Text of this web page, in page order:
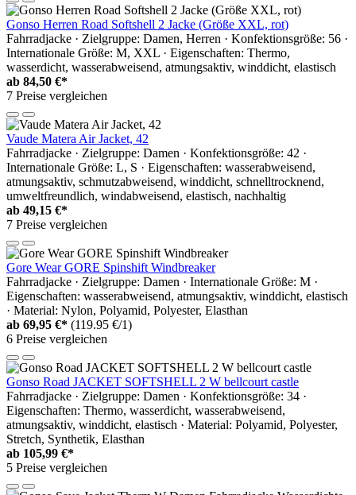
Gonso Herren Road Softshell 2 Jacke (Größe XXL, rot)
Fahrradjacke · Zielgruppe: Damen, Herren · Konfektionsgröße: 56 ·
Internationale Größe: M, XXL · Eigenschaften: Thermo,
wasserdicht, wasserabweisend, atmungsaktiv, winddicht, elastisch
ab 84,50 €*
7 Preise vergleichen
Vaude Matera Air Jacket, 42
Fahrradjacke · Zielgruppe: Damen · Konfektionsgröße: 42 ·
Internationale Größe: L, S · Eigenschaften: wasserabweisend,
atmungsaktiv, schmutzabweisend, winddicht, schnelltrocknend,
umweltfreundlich, windabweisend, elastisch, nachhaltig
ab 49,15 €*
7 Preise vergleichen
Gore Wear GORE Spinshift Windbreaker
Fahrradjacke · Zielgruppe: Damen · Internationale Größe: M ·
Eigenschaften: wasserabweisend, atmungsaktiv, winddicht, elastisch
· Material: Nylon, Polyamid, Polyester, Elasthan
ab 69,95 €* (119.95 €/1)
6 Preise vergleichen
Gonso Road JACKET SOFTSHELL 2 W bellcourt castle
Fahrradjacke · Zielgruppe: Damen · Konfektionsgröße: 34 ·
Eigenschaften: Thermo, wasserdicht, wasserabweisend,
atmungsaktiv, winddicht, elastisch · Material: Polyamid, Polyester,
Stretch, Synthetik, Elasthan
ab 105,99 €*
5 Preise vergleichen